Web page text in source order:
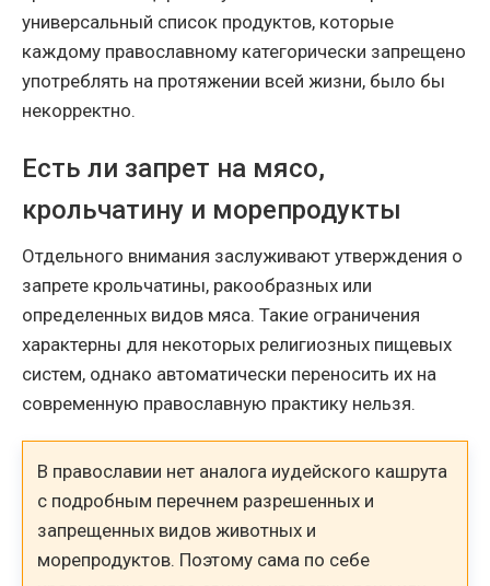
универсальный список продуктов, которые
каждому православному категорически запрещено
употреблять на протяжении всей жизни, было бы
некорректно.
Есть ли запрет на мясо,
крольчатину и морепродукты
Отдельного внимания заслуживают утверждения о
запрете крольчатины, ракообразных или
определенных видов мяса. Такие ограничения
характерны для некоторых религиозных пищевых
систем, однако автоматически переносить их на
современную православную практику нельзя.
В православии нет аналога иудейского кашрута
с подробным перечнем разрешенных и
запрещенных видов животных и
морепродуктов. Поэтому сама по себе